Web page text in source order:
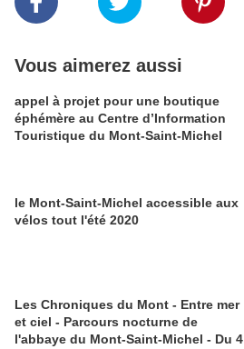
Vous aimerez aussi
appel à projet pour une boutique
éphémère au Centre d’Information
Touristique du Mont-Saint-Michel
le Mont-Saint-Michel accessible aux
vélos tout l'été 2020
Les Chroniques du Mont - Entre mer
et ciel - Parcours nocturne de
l'abbaye du Mont-Saint-Michel - Du 4